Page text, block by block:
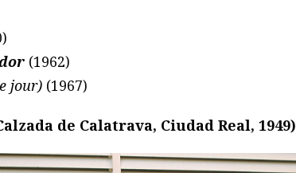
(1962)
jour) (1967)
de Calatrava, Ciudad Real, 1949)